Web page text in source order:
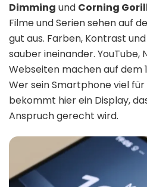
Dimming und Corning
Filme und Serien sehen auf
gut aus. Farben, Kontrast
sauber ineinander. YouTube,
Webseiten machen auf dem
Wer sein Smartphone viel
bekommt hier ein Display,
Anspruch gerecht wird.